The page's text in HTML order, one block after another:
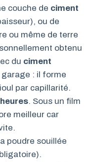
couche de ciment
ou de
ou même de terre
obtenu
du ciment
: il forme
par capillarité.
. Sous un film
meilleur car
poudre souillée